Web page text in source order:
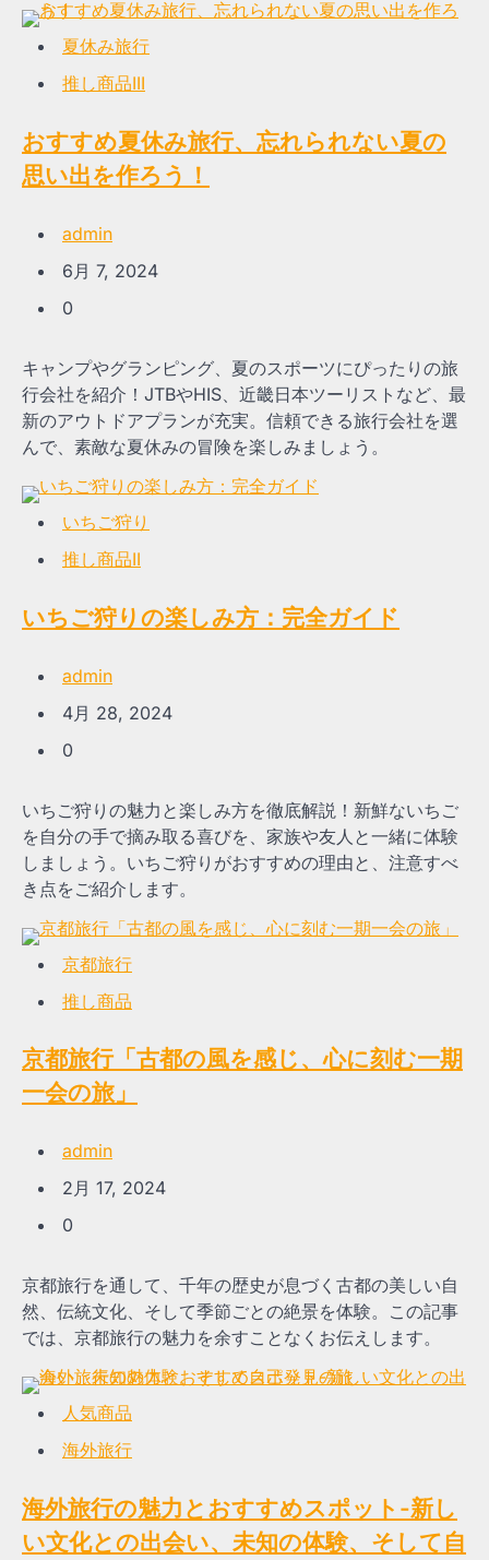
夏休み旅行
推し商品III
おすすめ夏休み旅行、忘れられない夏の
思い出を作ろう！
admin
6月 7, 2024
0
キャンプやグランピング、夏のスポーツにぴったりの旅
行会社を紹介！JTBやHIS、近畿日本ツーリストなど、最
新のアウトドアプランが充実。信頼できる旅行会社を選
んで、素敵な夏休みの冒険を楽しみましょう。
いちご狩り
推し商品II
いちご狩りの楽しみ方：完全ガイド
admin
4月 28, 2024
0
いちご狩りの魅力と楽しみ方を徹底解説！新鮮ないちご
を自分の手で摘み取る喜びを、家族や友人と一緒に体験
しましょう。いちご狩りがおすすめの理由と、注意すべ
き点をご紹介します。
京都旅行
推し商品
京都旅行「古都の風を感じ、心に刻む一期
一会の旅」
admin
2月 17, 2024
0
京都旅行を通して、千年の歴史が息づく古都の美しい自
然、伝統文化、そして季節ごとの絶景を体験。この記事
では、京都旅行の魅力を余すことなくお伝えします。
人気商品
海外旅行
海外旅行の魅力とおすすめスポット-新し
い文化との出会い、未知の体験、そして自